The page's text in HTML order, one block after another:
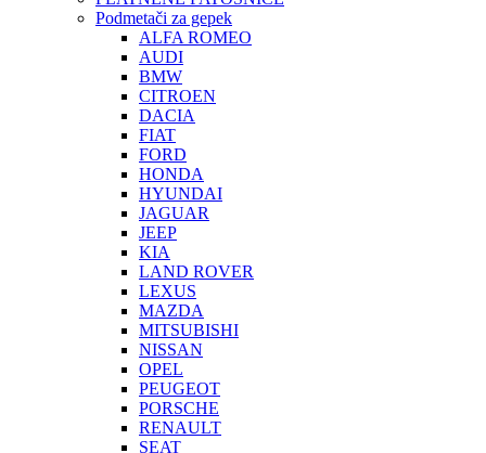
Podmetači za gepek
ALFA ROMEO
AUDI
BMW
CITROEN
DACIA
FIAT
FORD
HONDA
HYUNDAI
JAGUAR
JEEP
KIA
LAND ROVER
LEXUS
MAZDA
MITSUBISHI
NISSAN
OPEL
PEUGEOT
PORSCHE
RENAULT
SEAT